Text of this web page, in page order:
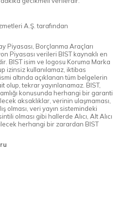
A.Ş. tarafından
Piyasası, Borçlanma Araçları
Piyasası verileri BIST kaynaklı en
BIST isim ve logosu Koruma Marka
izinsiz kullanılamaz, iktibas
altında açıklanan tüm belgelerin
olup, tekrar yayınlanamaz. BIST,
konusunda herhangi bir garanti
aksaklıklar, verinin ulaşmaması,
olması, veri yayın sistemindeki
olması gibi hallerde Alıcı, Alt Alıcı
herhangi bir zarardan BIST